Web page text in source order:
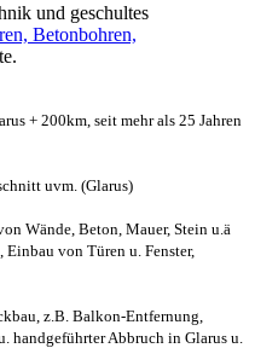
und geschultes
Betonbohren,
+ 200km, seit mehr als 25 Jahren
uvm. (Glarus)
Wände, Beton, Mauer, Stein u.ä
von Türen u. Fenster,
z.B. Balkon-Entfernung,
handgeführter Abbruch in Glarus u.